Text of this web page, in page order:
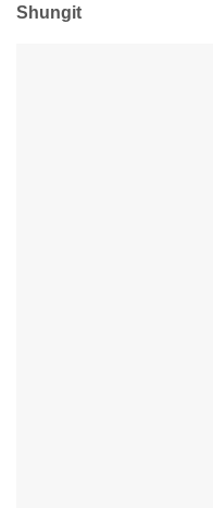
Shungit